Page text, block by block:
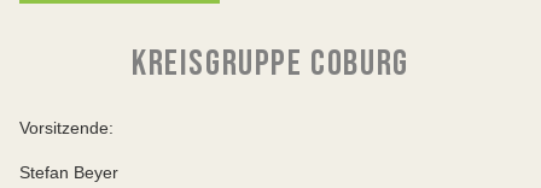
KREISGRUPPE COBURG
Vorsitzende:
Stefan Beyer